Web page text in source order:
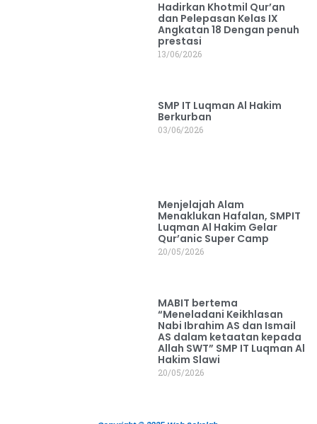
Hadirkan Khotmil Qur’an
dan Pelepasan Kelas IX
Angkatan 18 Dengan penuh
prestasi
13/06/2026
SMP IT Luqman Al Hakim
Berkurban
03/06/2026
Menjelajah Alam
Menaklukan Hafalan, SMPIT
Luqman Al Hakim Gelar
Qur’anic Super Camp
20/05/2026
MABIT bertema
“Meneladani Keikhlasan
Nabi Ibrahim AS dan Ismail
AS dalam ketaatan kepada
Allah SWT” SMP IT Luqman Al
Hakim Slawi
20/05/2026